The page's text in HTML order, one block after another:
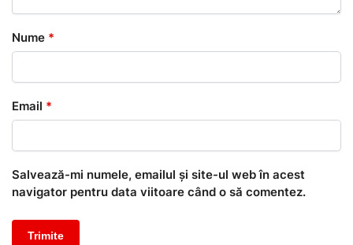
Nume *
Email *
Salvează-mi numele, emailul și site-ul web în acest
navigator pentru data viitoare când o să comentez.